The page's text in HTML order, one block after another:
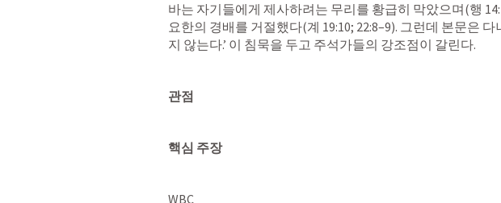
바는 자기들에게 제사하려는 무리를 황급히 막았으며(행
요한의 경배를 거절했다(계 19:10; 22:8–9). 그런데 본문은 다
지 않는다.’ 이 침묵을 두고 주석가들의 강조점이 갈린다.
관점
핵심 주장
WBC